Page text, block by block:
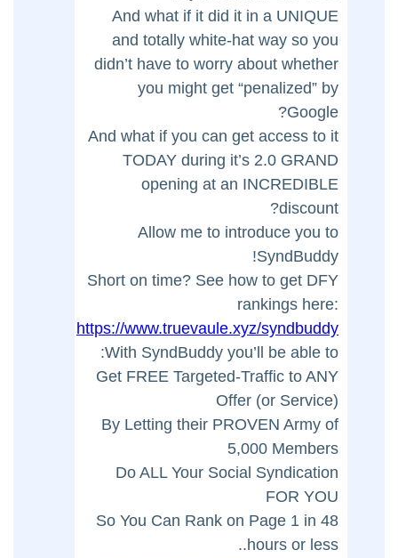
And what if it did it in a UNIQUE
and totally white-hat way so you
didn’t have to worry about whether
you might get “penalized” by
Google?
And what if you can get access to it
TODAY during it’s 2.0 GRAND
opening at an INCREDIBLE
discount?
Allow me to introduce you to
SyndBuddy!
Short on time? See how to get DFY
rankings here:
https://www.truevaule.xyz/syndbuddy
With SyndBuddy you’ll be able to:
Get FREE Targeted-Traffic to ANY
Offer (or Service)
By Letting their PROVEN Army of
5,000 Members
Do ALL Your Social Syndication
FOR YOU
So You Can Rank on Page 1 in 48
hours or less..